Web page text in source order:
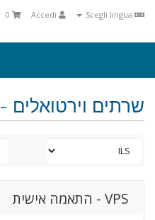
0
שרתים וירטואלים - VPS
VPS - התאמה אישית